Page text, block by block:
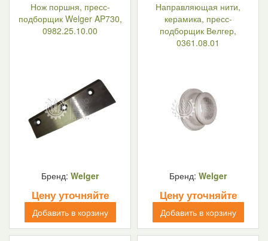
Нож поршня, пресс-
подборщик Welger AP730,
0982.25.10.00
Бренд: Welger
Цену уточняйте
Добавить в корзину
Направляющая нити,
керамика, пресс-
подборщик Велгер,
0361.08.01
Бренд: Welger
Цену уточняйте
Добавить в корзину